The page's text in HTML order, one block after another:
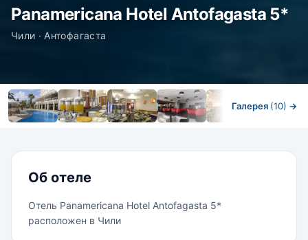
Panamericana Hotel Antofagasta 5*
Чили · Антофагаста
Галерея (10) →
Об отеле
Отель Panamericana Hotel Antofagasta 5*
расположен в Чили